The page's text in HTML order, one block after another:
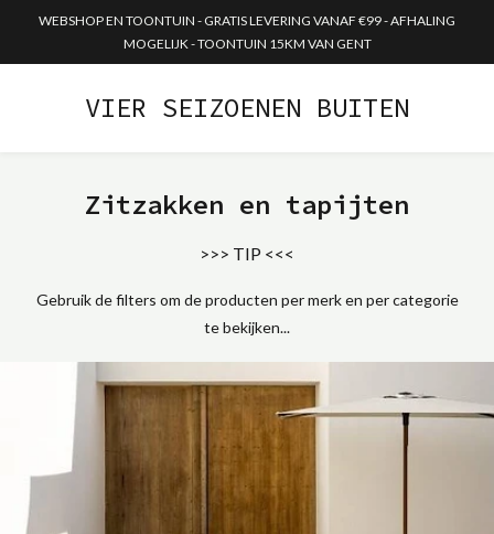
WEBSHOP EN TOONTUIN - GRATIS LEVERING VANAF €99 - AFHALING
MOGELIJK - TOONTUIN 15KM VAN GENT
VIER SEIZOENEN BUITEN
Zitzakken en tapijten
>>> TIP <<<
Gebruik de filters om de producten per merk en per categorie
te bekijken...